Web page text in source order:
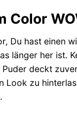
Color
Du hast einen
länger her ist.
deckt
Look zu
.